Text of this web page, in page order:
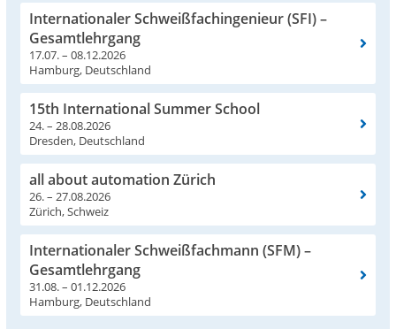
Internationaler Schweißfachingenieur (SFI) –
Gesamtlehrgang
17.07. – 08.12.2026
Hamburg, Deutschland
15th International Summer School
24. – 28.08.2026
Dresden, Deutschland
all about automation Zürich
26. – 27.08.2026
Zürich, Schweiz
Internationaler Schweißfachmann (SFM) –
Gesamtlehrgang
31.08. – 01.12.2026
Hamburg, Deutschland